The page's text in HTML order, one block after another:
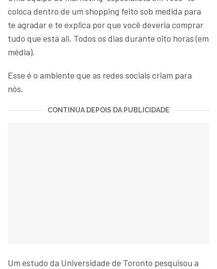
coloca dentro de um shopping feito sob medida para
te agradar e te explica por que você deveria comprar
tudo que está ali. Todos os dias durante oito horas (em
média).
Esse é o ambiente que as redes sociais criam para
nós.
CONTINUA DEPOIS DA PUBLICIDADE
Um estudo da Universidade de Toronto pesquisou a